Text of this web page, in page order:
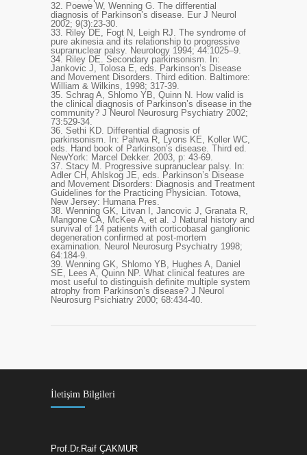
32. Poewe W, Wenning G. The differential
diagnosis of Parkinson’s disease. Eur J Neurol
2002; 9(3):23-30.
33. Riley DE, Fogt N, Leigh RJ. The syndrome of
pure akinesia and its relationship to progressive
supranuclear palsy. Neurology 1994; 44:1025–9.
34. Riley DE. Secondary parkinsonism. In:
Jankovic J, Tolosa E, eds. Parkinson’s Disease
and Movement Disorders. Third edition. Baltimore:
William & Wilkins, 1998; 317-39.
35. Schrag A, Shlomo YB, Quinn N. How valid is
the clinical diagnosis of Parkinson’s disease in the
community? J Neurol Neurosurg Psychiatry 2002;
73:529-34.
36. Sethi KD. Differential diagnosis of
parkinsonism. In: Pahwa R, Lyons KE, Koller WC,
eds. Hand book of Parkinson’s disease. Third ed.
NewYork: Marcel Dekker. 2003, p: 43-69.
37. Stacy M. Progressive supranuclear palsy. In:
Adler CH, Ahlskog JE, eds. Parkinson’s Disease
and Movement Disorders: Diagnosis and Treatment
Guidelines for the Practicing Physician. Totowa,
New Jersey: Humana Pres.
38. Wenning GK, Litvan I, Jancovic J, Granata R,
Mangone CA, McKee A, et al. J Natural history and
survival of 14 patients with corticobasal ganglionic
degeneration confirmed at post-mortem
examination. Neurol Neurosurg Psychiatry 1998;
64:184-9.
39. Wenning GK, Shlomo YB, Hughes A, Daniel
SE, Lees A, Quinn NP. What clinical features are
most useful to distinguish definite multiple system
atrophy from Parkinson’s disease? J Neurol
Neurosurg Psichiatry 2000; 68:434-40.
İletişim Bilgileri
Prof.Dr.Raif ÇAKMUR